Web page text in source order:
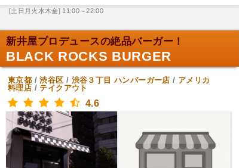
[土日月火水木金] 11:00～22:00
新井屋プロデュースの絶品バーガー！
BLACK ROCKS BURGER
東京都 /渋谷区 / 渋谷３丁目 ハンバーガー店 / アメリカ
料理店 /テイクアウト
4.6